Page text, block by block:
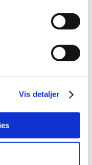
Vis detaljer
sal
N